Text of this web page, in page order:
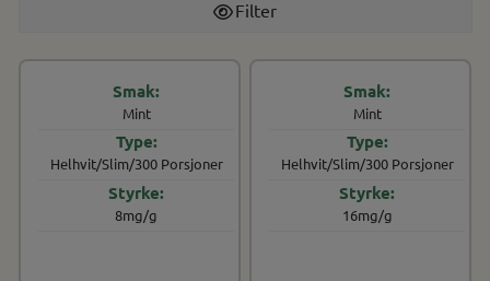
Filter
Mint
Helhvit/Slim/300 Porsjoner
8mg/g
Mint
Helhvit/Slim/300 Porsjoner
16mg/g